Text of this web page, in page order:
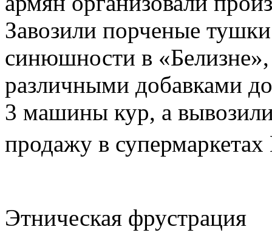
Завозили порченые
синюшности в
различными добавками
3 машины кур, а
продажу в
Этническая фрустрация